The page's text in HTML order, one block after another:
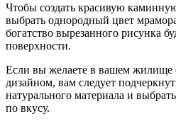
Чтобы создать красивую
выбрать однородный цвет
богатство вырезанного рисунка
поверхности.
Если вы желаете в вашем жилище
дизайном, вам следует
натурального материала и
по вкусу.